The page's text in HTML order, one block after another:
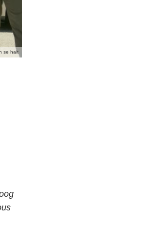
se hait